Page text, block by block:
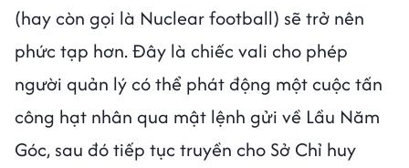
(hay còn gọi là Nuclear football) sẽ trở nên
phức tạp hơn. Đây là chiếc vali cho phép
người quản lý có thể phát động một cuộc tấn
công hạt nhân qua mật lệnh gửi về Lầu Năm
Góc, sau đó tiếp tục truyền cho Sở Chỉ huy